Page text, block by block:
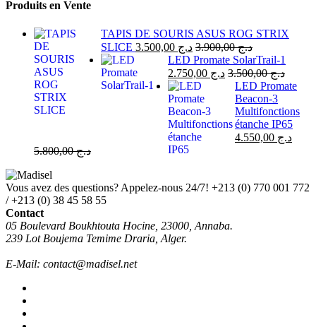
Produits en Vente
TAPIS DE SOURIS ASUS ROG STRIX
SLICE
د.ج د.ج3.900,00
LED Promate SolarTrail-1
د.ج
د.ج3.500,00
LED Promate
Beacon-3
Multifonctions
étanche IP65
د.ج
د.ج5.800,00
Vous avez des questions? Appelez-nous 24/7! +213 (0) 770 001 772
/ +213 (0) 38 45 58 55
Contact
05 Boulevard Boukhtouta Hocine, 23000, Annaba.
239 Lot Boujema Temime Draria, Alger.
E-Mail: contact@madisel.net